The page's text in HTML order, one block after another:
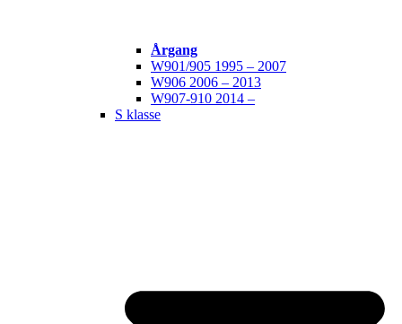
Årgang
W901/905 1995 – 2007
W906 2006 – 2013
W907-910 2014 –
S klasse